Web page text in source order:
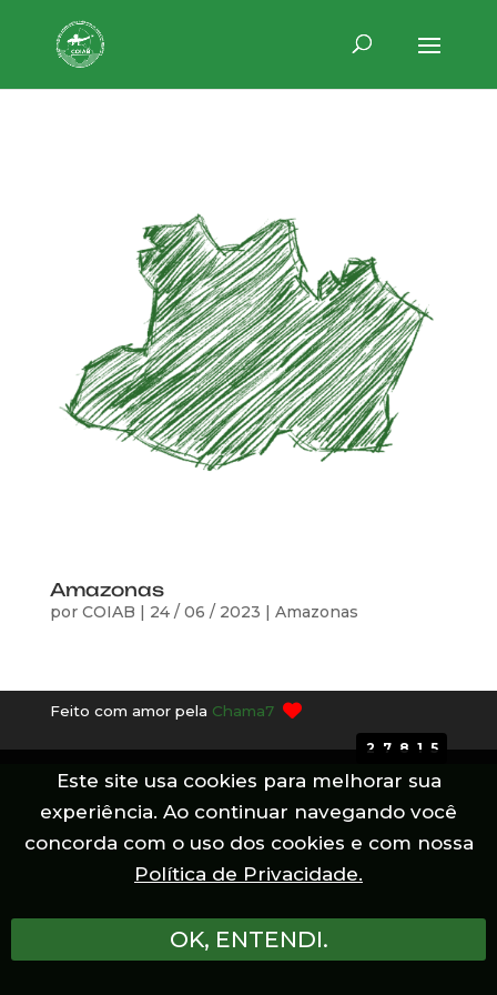
Amazonas
por COIAB 24 / 06 / 2023 Amazonas
Feito com amor pela Chama7
27815
Este site usa cookies para melhorar sua
experiência. Ao continuar navegando você
concorda com o uso dos cookies e com nossa
Política de Privacidade.
OK, ENTENDI.